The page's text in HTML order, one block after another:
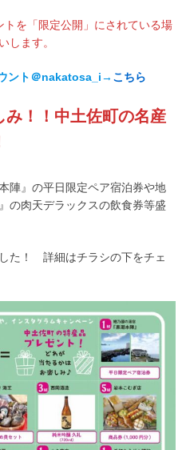
トを「限定公開」にされている場
します。
ント＠nakatosa_i→ こちら
み！！中土佐町の名産
陣』の平日限定ペア宿泊券や地
の肉天デラックスの飲食券等盛
た！ 詳細はチラシの下をチェ